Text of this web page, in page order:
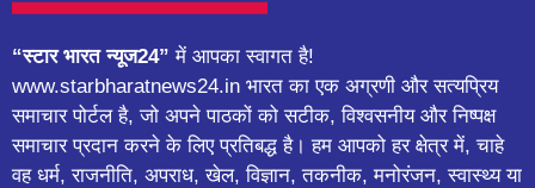
“स्टार भारत न्यूज24” में आपका स्वागत है!
www.starbharatnews24.in भारत का एक अग्रणी और सत्यप्रिय
समाचार पोर्टल है, जो अपने पाठकों को सटीक, विश्वसनीय और निष्पक्ष
समाचार प्रदान करने के लिए प्रतिबद्ध है। हम आपको हर क्षेत्र में, चाहे
वह धर्म, राजनीति, अपराध, खेल, विज्ञान, तकनीक, मनोरंजन, स्वास्थ्य या